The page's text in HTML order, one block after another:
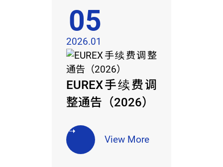
EUREX手续费调
整通告（2026）
View More
05
2026.01